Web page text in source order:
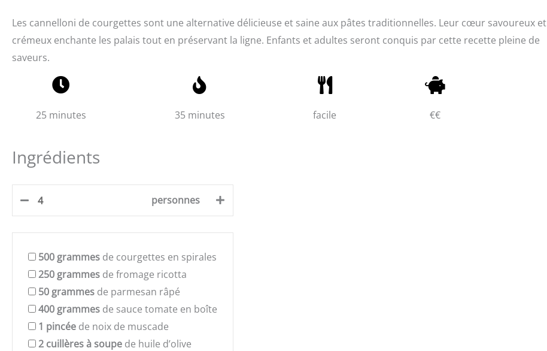
Les cannelloni de courgettes sont une alternative délicieuse et saine aux pâtes traditionnelles. Leur cœur savoureux et
crémeux enchante les palais tout en préservant la ligne. Enfants et adultes seront conquis par cette recette pleine de
saveurs.
25 minutes 35 minutes facile €€
Ingrédients
personnes
500 grammes de courgettes en spirales
250 grammes de fromage ricotta
50 grammes de parmesan râpé
400 grammes de sauce tomate en boîte
1 pincée de noix de muscade
2 cuillères à soupe de huile d’olive